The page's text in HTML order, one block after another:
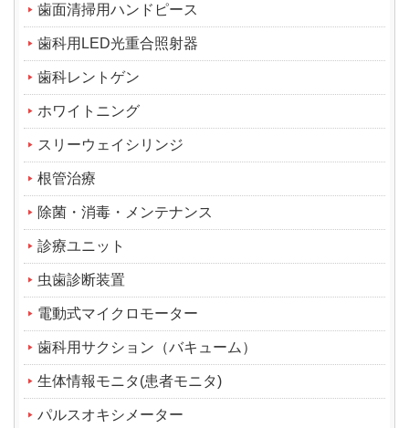
歯面清掃用ハンドピース
歯科用LED光重合照射器
歯科レントゲン
ホワイトニング
スリーウェイシリンジ
根管治療
除菌・消毒・メンテナンス
診療ユニット
虫歯診断装置
電動式マイクロモーター
歯科用サクション（バキューム）
生体情報モニタ(患者モニタ)
パルスオキシメーター